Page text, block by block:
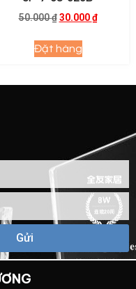
50.000₫ 30.000₫
Đặt hàng
Gửi